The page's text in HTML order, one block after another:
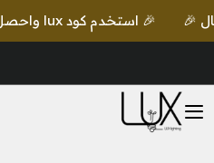
🎉 استخدم كود lux واحصل على خصم إضافي مع شحن مجاني للطلبات بقيمة 649 ريال 🎉
LUX Lighting